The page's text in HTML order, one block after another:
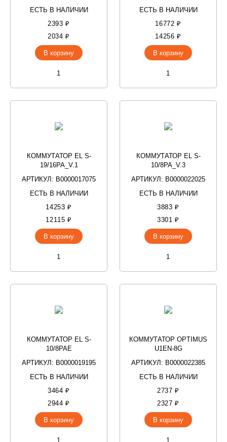
ЕСТЬ В НАЛИЧИИ
2393 ₽
2034 ₽
В корзину
ЕСТЬ В НАЛИЧИИ
16772 ₽
14256 ₽
В корзину
КОММУТАТОР EL S-
19/16PA_V.1
АРТИКУЛ: В0000017075
ЕСТЬ В НАЛИЧИИ
14253 ₽
12115 ₽
В корзину
КОММУТАТОР EL S-
10/8PA_V.3
АРТИКУЛ: В0000022025
ЕСТЬ В НАЛИЧИИ
3883 ₽
3301 ₽
В корзину
КОММУТАТОР EL S-
10/8PAE
АРТИКУЛ: В0000019195
ЕСТЬ В НАЛИЧИИ
3464 ₽
2944 ₽
В корзину
КОММУТАТОР OPTIMUS
U1EN-8G
АРТИКУЛ: В0000022385
ЕСТЬ В НАЛИЧИИ
2737 ₽
2327 ₽
В корзину